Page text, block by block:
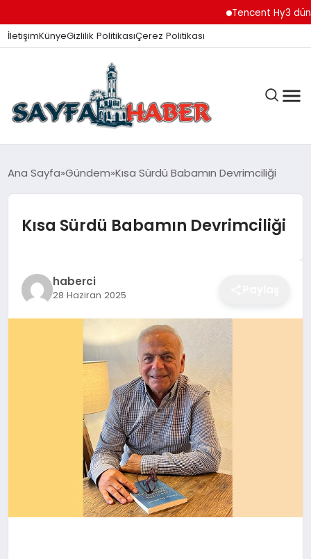
Tencent Hy3 dünya
İletişimKünyeGizlilik PolitikasıÇerez Politikası
ANA SAYFA
GÜNDEM
İZMIR HABERLERI
Ana Sayfa Gündem Kısa Sürdü Babamın Devrimciliği
Kısa Sürdü Babamın Devrimciliği
haberci
28 Haziran 2025